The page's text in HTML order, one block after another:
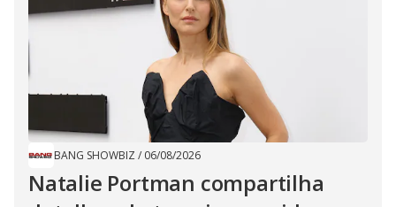
BANG SHOWBIZ / 06/08/2026
Natalie Portman compartilha